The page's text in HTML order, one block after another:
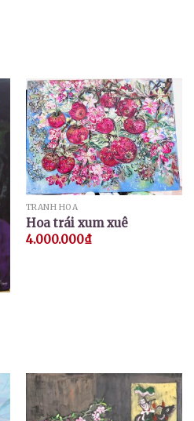
TRANH HOA
Hoa trái xum xuê
4.000.000₫